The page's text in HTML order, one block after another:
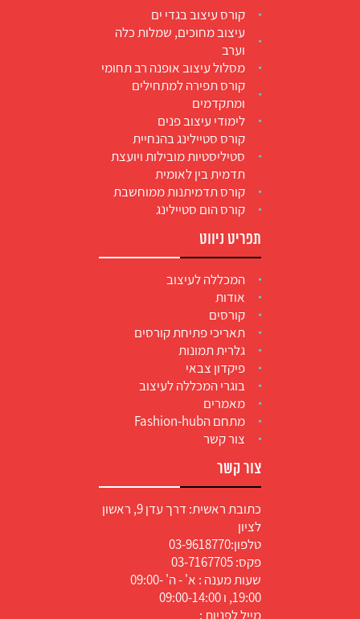
קורס עיצוב בגדי ים
עיצוב מחוכים, שמלות כלה
וערב
מסלול עיצוב אופנה רב תחומי
קורס תפירה למתחילים
ומתקדמים
לימודי עיצוב פנים
קורס סטיילינג בהנחיית
סטיליסטיות מובילות ויועצת
תדמית בין לאומית
קורס תדמיתנות ממוחשבת
קורס הום סטיילינג
תפריט ניווט
המכללה לעיצוב
אודות
קורסים
תאריכי פתיחת קורסים
גלרית תמונות
פיקדון צבאי
בוגרי המכללה לעיצוב
מאמרים
מתחם הFashion-hub
צור קשר
צור קשר
כתובת ראשית: דרך עדן 9, ראשון
לציון
טלפון:03-9618770
פקס: 03-7167705
שעות מענה : א' - ה' 09:00-
19:00, ו 09:00-14:00
מייל לפניות :